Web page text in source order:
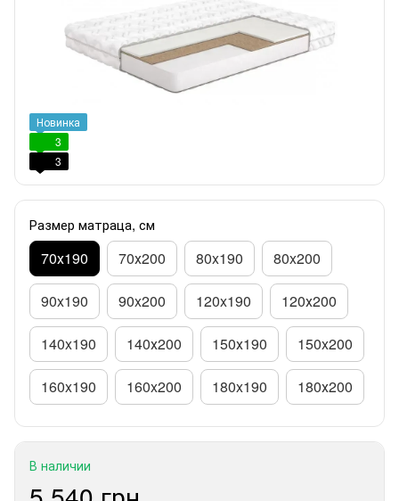
Новинка
3
3
Размер матраца, см
70х190 70х200 80x190 80x200
90x190 90x200 120x190 120х200
140x190 140х200 150х190 150x200
160x190 160x200 180x190 180х200
В наличии